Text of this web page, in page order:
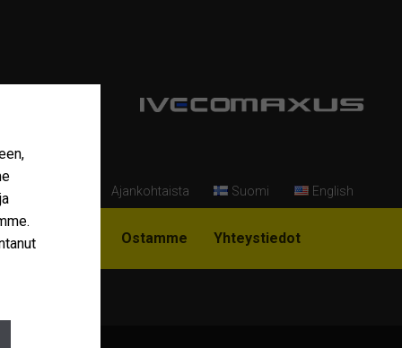
Ajankohtaista Suomi English
Niemi-Korpi? Ostamme Yhteystiedot